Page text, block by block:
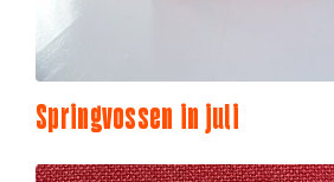
Springvossen in juli